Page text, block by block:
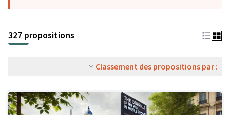
327 propositions
Classement des propositions par :